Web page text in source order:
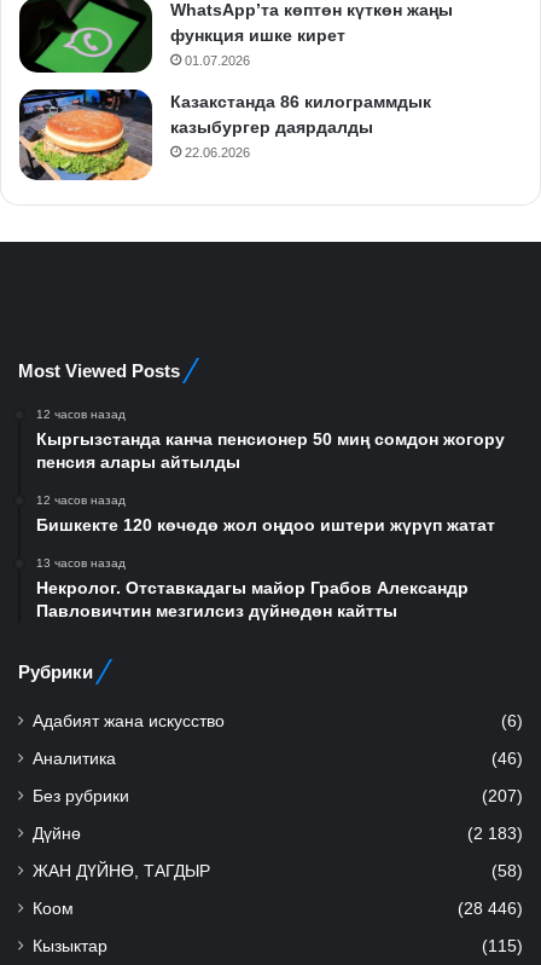
WhatsApp’та көптөн күткөн жаңы
функция ишке кирет
01.07.2026
Казакстанда 86 килограммдык
казыбургер даярдалды
22.06.2026
Most Viewed Posts
12 часов назад
Кыргызстанда канча пенсионер 50 миң сомдон жогору
пенсия алары айтылды
12 часов назад
Бишкекте 120 көчөдө жол оңдоо иштери жүрүп жатат
13 часов назад
Некролог. Отставкадагы майор Грабов Александр
Павловичтин мезгилсиз дүйнөдөн кайтты
Рубрики
Адабият жана искусство (6)
Аналитика (46)
Без рубрики (207)
Дүйнө (2 183)
ЖАН ДҮЙНӨ, ТАГДЫР (58)
Коом (28 446)
Кызыктар (115)